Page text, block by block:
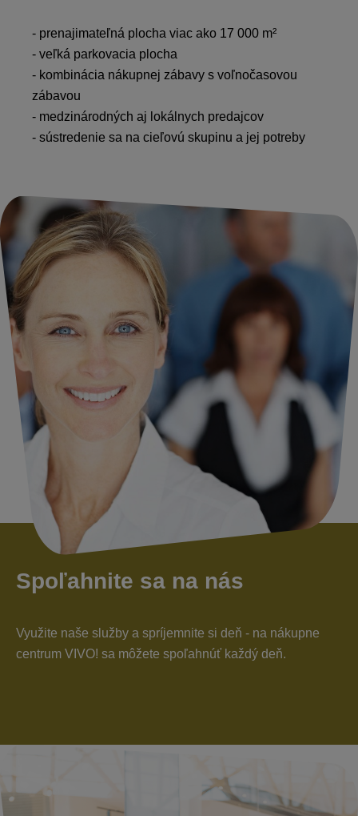
- prenajimateľná plocha viac ako 17 000 m²
- veľká parkovacia plocha
- kombinácia nákupnej zábavy s voľnočasovou
zábavou
- medzinárodných aj lokálnych predajcov
- sústredenie sa na cieľovú skupinu a jej potreby
Spoľahnite sa na nás
Využite naše služby a spríjemnite si deň - na nákupne
centrum VIVO! sa môžete spoľahnúť každý deň.